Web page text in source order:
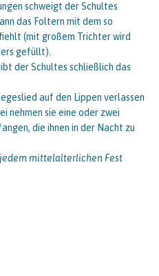
schweigt der Schultes
das Foltern mit dem so
(mit großem Trichter wird
gefüllt).
der Schultes schließlich das
auf den Lippen verlassen
nehmen sie eine oder zwei
die ihnen in der Nacht zu
mittelalterlichen Fest